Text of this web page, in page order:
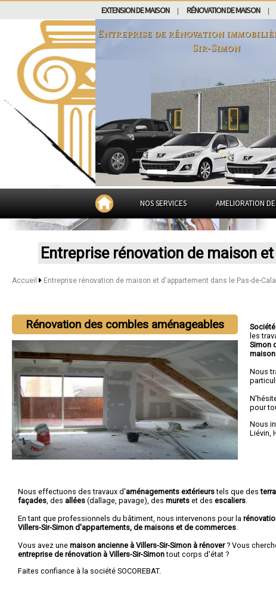
EXTENSION DE MAISON RÉNOVATION DE MAISON
Entreprise de rénovation
Sir-Simon
NOS SERVICES AMELIORATION
Entreprise rénovation de maison
Accueil Entreprise rénovation de maison et d'appartement dans le Pas-de-
Rénovation des combles aménageables Société
les
Simon
Nous
pour
Nous
Liévin ,
Nous effectuons des travaux d'aménagements extérieurstels que des
façades , des allées (dallage, pavage), des murets et des escaliers
En tant que professionnels du bâtiment, nous intervenons pour la
Villers-Sir-Simon d'appartements, de maisons et de commerces
Vous avez une maison ancienne à Villers-Sir-Simon à rénover? Vous
entreprise de rénovation à Villers-Sir-Simontout corps d'état ?
Faites confiance à la société SOCOREBAT.